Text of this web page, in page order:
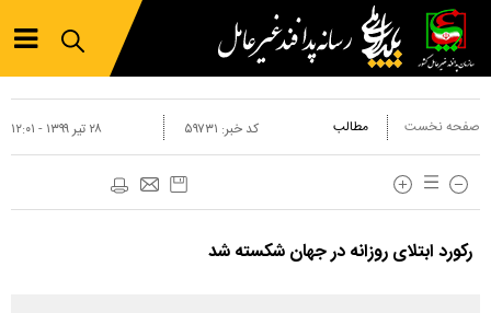
صفحه نخست مطالب ۲۸ تير ۱۳۹۹ - ۱۲:۰۱ کد خبر: ۵۹۷۳۱
رکورد ابتلای روزانه در جهان شکسته شد